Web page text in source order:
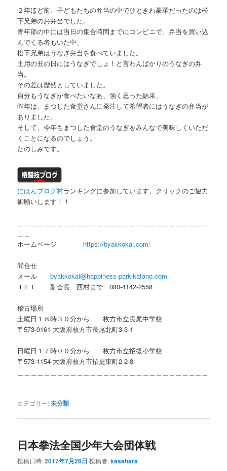
２年ほど前、子どもたちの弁当の中でひときわ豪華だったのは松
下兄弟のお弁当でした。
青年部の中には当日の集合時間までにコンビニで、弁当を買い込
んでくる者もいた中、
松下兄弟はうなぎ弁当を食べていました。
土用の丑の日にはうなぎでしょ！と言わんばかりのうなぎの弁
当。
その差は歴然としていました。
自分もうなぎが食べたいなあ、強く思った結果、
昨年は、まつした食堂さんに発注して希望者にはうなぎの弁当が
ありました。
そして、今年もまつした食堂のうなぎをみんなで美味しくいただ
くことになるのでしょう。
たのしみです。
にほんブログ村ランキングに参加しています。クリックのご協力
御願いします！！
ホームページ https://byakkokai.com/
問合せ
メールbyakkokai@happiness-park-katano.com
ＴＥＬ 副会長 西村まで 080-4142-2558
稽古場所
土曜日１８時３０分から 枚方市立長尾中学校
〒573-0161 大阪府枚方市長尾北町3-3-1
日曜日１７時００分から 枚方市立招提小学校
〒573-1154 大阪府枚方市招提東町2-2-8
カテゴリー:未分類
日本拳法全国少年大会団体戦
投稿日時:2017年7月26日 投稿者:kasahara